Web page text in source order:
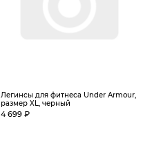
Легинсы для фитнеса Under Armour,
размер XL, черный
4 699 ₽